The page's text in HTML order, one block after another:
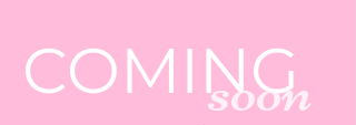
COMING
soon